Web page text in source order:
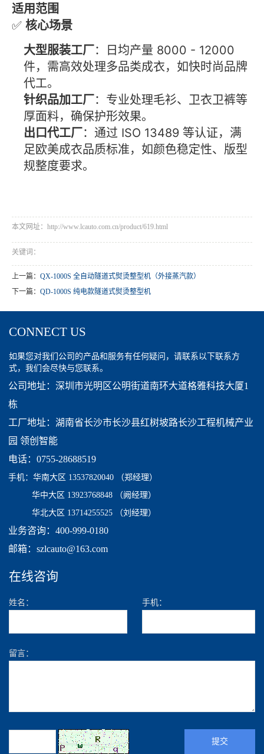
适用范围
✅ 核心场景
大型服装工厂：日均产量 8000 - 12000
件，需高效处理多品类成衣，如快时尚品牌
代工。
针织品加工厂：专业处理毛衫、卫衣卫裤等
厚面料，确保护形效果。
出口代工厂：通过 ISO 13489 等认证，满
足欧美成衣品质标准，如颜色稳定性、版型
规整度要求。
本文网址：http://www.lcauto.com.cn/product/619.html
关键词：
上一篇： QX-1000S 全自动隧道式熨烫整型机（外接蒸汽款）
下一篇： QD-1000S 纯电款隧道式熨烫整型机
CONNECT US
如果您对我们公司的产品和服务有任何疑问，请联系以下联系方
式，我们会尽快与您联系。
公司地址：深圳市光明区公明街道南环大道格雅科技大厦1
栋
工厂地址：湖南省长沙市长沙县红树坡路长沙工程机械产业
园 领创智能
电话：0755-28688519
手机： 华南大区 13537820040 （郑经理）
华中大区 13923768848 （阙经理）
华北大区 13714255525 （刘经理）
业务咨询：400-999-0180
邮箱：szlcauto@163.com
在线咨询
姓名： 手机：
留言：